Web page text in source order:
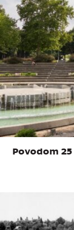
Povodom